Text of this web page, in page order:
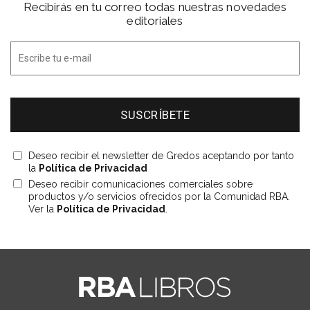
Recibirás en tu correo todas nuestras novedades
editoriales
Deseo recibir el newsletter de Gredos aceptando por tanto
la Política de Privacidad
Deseo recibir comunicaciones comerciales sobre
productos y/o servicios ofrecidos por la Comunidad RBA.
Ver la Política de Privacidad.